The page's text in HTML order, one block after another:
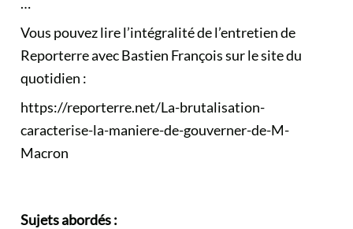
Vous pouvez lire l’intégralité de l’entretien de
Reporterre avec Bastien François sur le site du
quotidien :
https://reporterre.net/La-brutalisation-
caracterise-la-maniere-de-gouverner-de-M-
Macron
Sujets abordés :